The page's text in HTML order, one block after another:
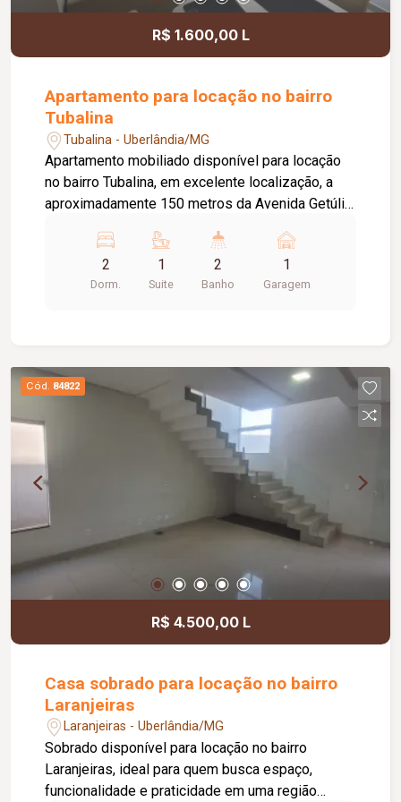
R$ 1.600,00 L
Apartamento para locação no bairro
Tubalina
Tubalina - Uberlândia/MG
Apartamento mobiliado disponível para locação
no bairro Tubalina, em excelente localização, a
aproximadamente 150 metros da Avenida Getúlio
eletrônicos, fechadura eletrônica, 01 vaga de
estacionamento com excelente posicionamento
e sol da manhã, sala em 02 ambientes mobiliada
de solteiro e 01 suíte com cama de casal. Possui
banheiro da suíte com box, chuveiro e espelho,
banheiro social com chuveiro e espelho, cozinha
integrada à área de serviço equipada com
cooktop, botijão de gás e máquina de lavar, piso
em porcelanato, pintura nova e aproximadamente
2
Dorm.
1
Suite
2
Banho
1
Garagem
Cód. 84822
R$ 4.500,00 L
Casa sobrado para locação no bairro
Laranjeiras
Laranjeiras - Uberlândia/MG
Sobrado disponível para locação no bairro
Laranjeiras, ideal para quem busca espaço,
funcionalidade e praticidade em uma região